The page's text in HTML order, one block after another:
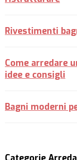
Rivestimenti
Come arredare
idee e consigli
Bagni moderni